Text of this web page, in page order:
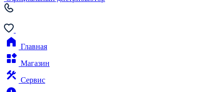
Главная
Магазин
Сервис